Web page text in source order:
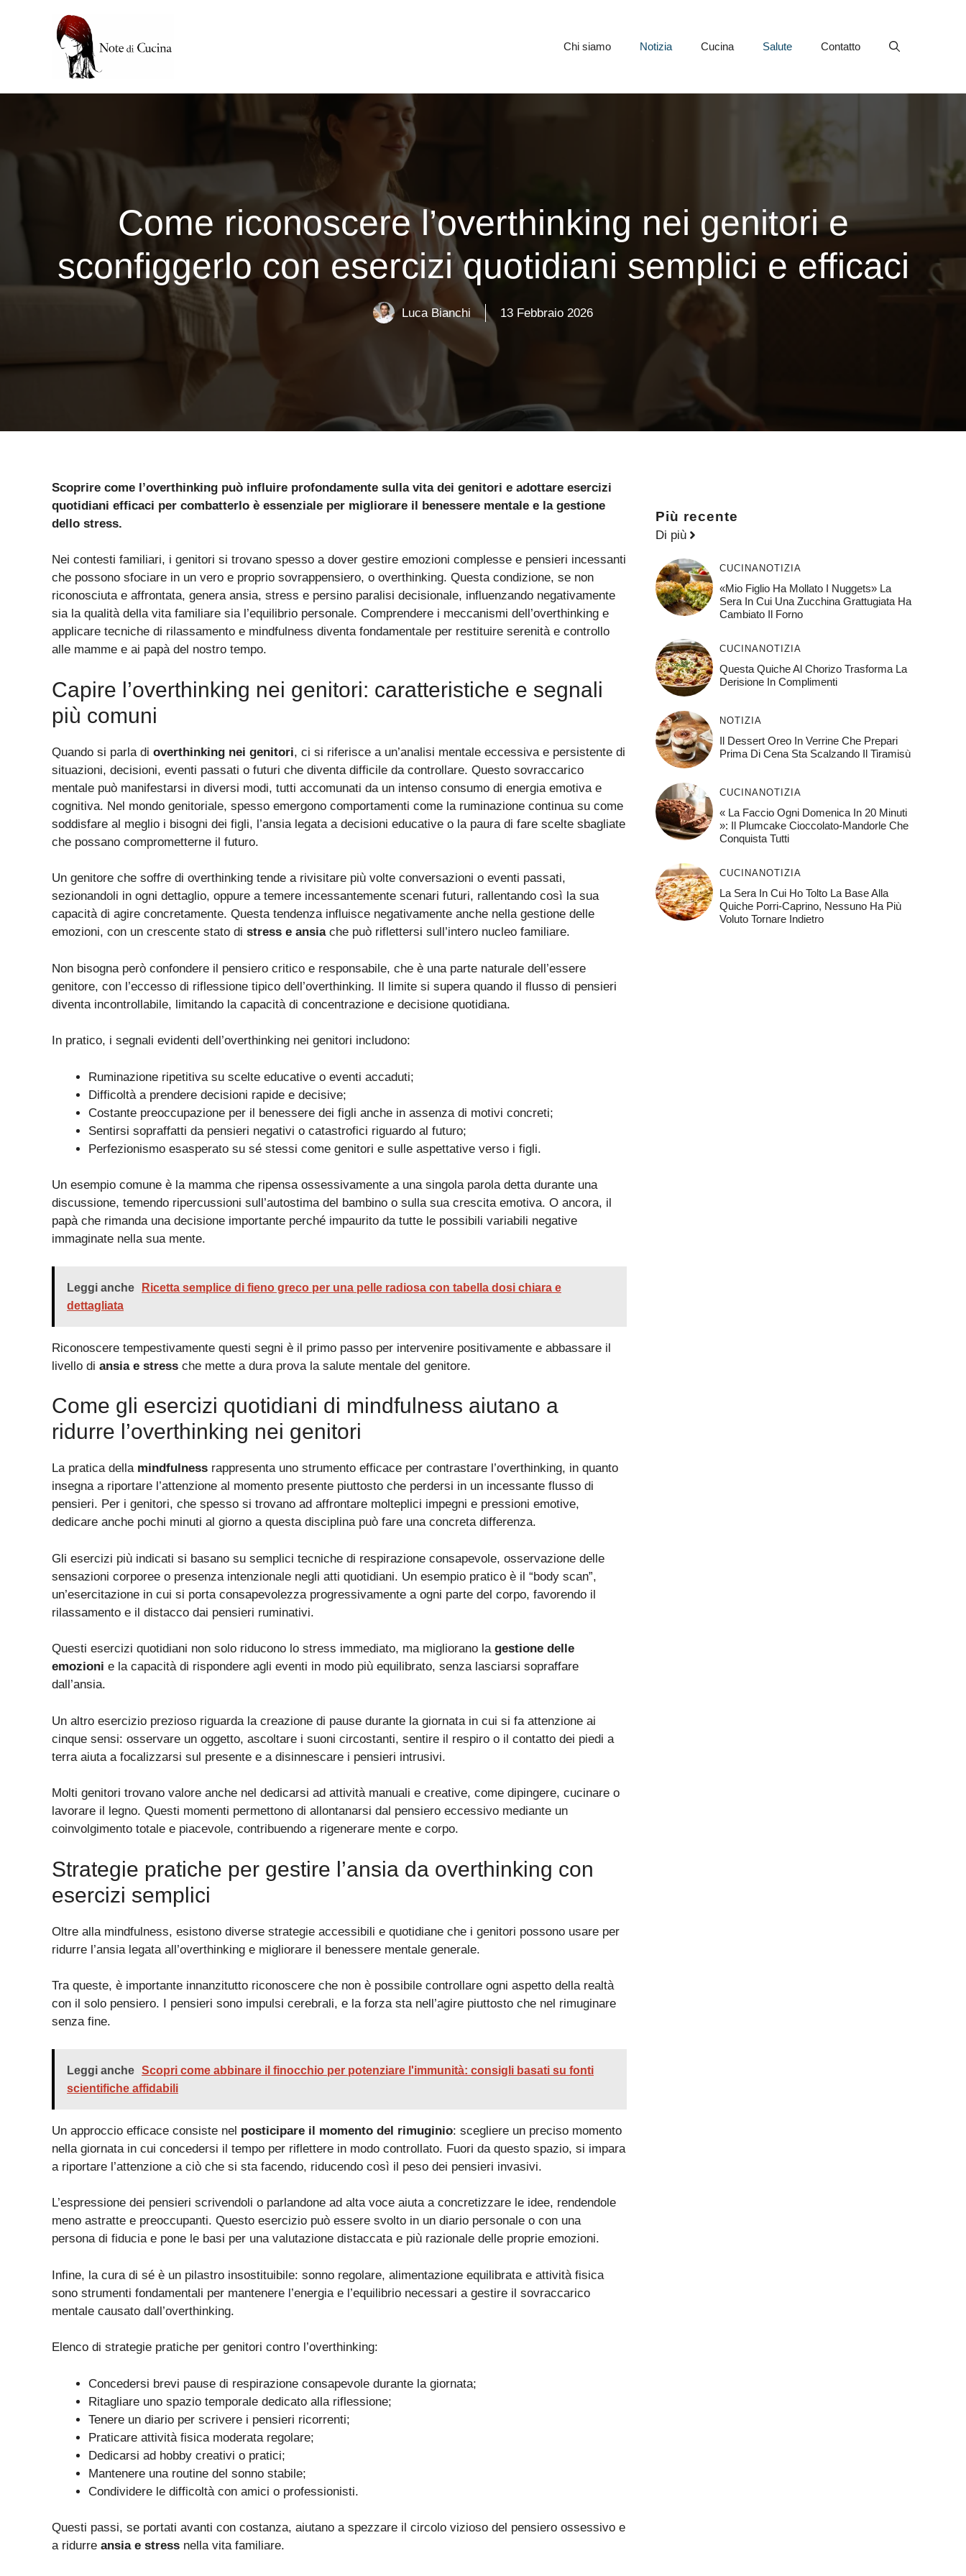
Chi siamo Notizia Cucina Salute Contatto
Come riconoscere l’overthinking nei genitori e
sconfiggerlo con esercizi quotidiani semplici e efficaci
Luca Bianchi 13 Febbraio 2026
Scoprire come l’overthinking può influire profondamente sulla vita dei genitori e adottare esercizi
quotidiani efficaci per combatterlo è essenziale per migliorare il benessere mentale e la gestione
dello stress.
Nei contesti familiari, i genitori si trovano spesso a dover gestire emozioni complesse e pensieri incessanti
che possono sfociare in un vero e proprio sovrappensiero, o overthinking. Questa condizione, se non
riconosciuta e affrontata, genera ansia, stress e persino paralisi decisionale, influenzando negativamente
sia la qualità della vita familiare sia l’equilibrio personale. Comprendere i meccanismi dell’overthinking e
applicare tecniche di rilassamento e mindfulness diventa fondamentale per restituire serenità e controllo
alle mamme e ai papà del nostro tempo.
Capire l’overthinking nei genitori: caratteristiche e segnali
più comuni
Quando si parla di overthinking nei genitori, ci si riferisce a un’analisi mentale eccessiva e persistente di
situazioni, decisioni, eventi passati o futuri che diventa difficile da controllare. Questo sovraccarico
mentale può manifestarsi in diversi modi, tutti accomunati da un intenso consumo di energia emotiva e
cognitiva. Nel mondo genitoriale, spesso emergono comportamenti come la ruminazione continua su come
soddisfare al meglio i bisogni dei figli, l’ansia legata a decisioni educative o la paura di fare scelte sbagliate
che possano comprometterne il futuro.
Un genitore che soffre di overthinking tende a rivisitare più volte conversazioni o eventi passati,
sezionandoli in ogni dettaglio, oppure a temere incessantemente scenari futuri, rallentando così la sua
capacità di agire concretamente. Questa tendenza influisce negativamente anche nella gestione delle
emozioni, con un crescente stato di stress e ansiache può riflettersi sull’intero nucleo familiare.
Non bisogna però confondere il pensiero critico e responsabile, che è una parte naturale dell’essere
genitore, con l’eccesso di riflessione tipico dell’overthinking. Il limite si supera quando il flusso di pensieri
diventa incontrollabile, limitando la capacità di concentrazione e decisione quotidiana.
In pratico, i segnali evidenti dell’overthinking nei genitori includono:
Ruminazione ripetitiva su scelte educative o eventi accaduti;
Difficoltà a prendere decisioni rapide e decisive;
Costante preoccupazione per il benessere dei figli anche in assenza di motivi concreti;
Sentirsi sopraffatti da pensieri negativi o catastrofici riguardo al futuro;
Perfezionismo esasperato su sé stessi come genitori e sulle aspettative verso i figli.
Un esempio comune è la mamma che ripensa ossessivamente a una singola parola detta durante una
discussione, temendo ripercussioni sull’autostima del bambino o sulla sua crescita emotiva. O ancora, il
papà che rimanda una decisione importante perché impaurito da tutte le possibili variabili negative
immaginate nella sua mente.
Leggi anche
Ricetta semplice di fieno greco per una pelle radiosa con tabella dosi chiara e
dettagliata
Riconoscere tempestivamente questi segni è il primo passo per intervenire positivamente e abbassare il
livello di ansia e stress che mette a dura prova la salute mentale del genitore.
Come gli esercizi quotidiani di mindfulness aiutano a
ridurre l’overthinking nei genitori
La pratica della mindfulness rappresenta uno strumento efficace per contrastare l’overthinking, in quanto
insegna a riportare l’attenzione al momento presente piuttosto che perdersi in un incessante flusso di
pensieri. Per i genitori, che spesso si trovano ad affrontare molteplici impegni e pressioni emotive,
dedicare anche pochi minuti al giorno a questa disciplina può fare una concreta differenza.
Gli esercizi più indicati si basano su semplici tecniche di respirazione consapevole, osservazione delle
sensazioni corporee o presenza intenzionale negli atti quotidiani. Un esempio pratico è il “body scan”,
un’esercitazione in cui si porta consapevolezza progressivamente a ogni parte del corpo, favorendo il
rilassamento e il distacco dai pensieri ruminativi.
Questi esercizi quotidiani non solo riducono lo stress immediato, ma migliorano la gestione delle
emozioni e la capacità di rispondere agli eventi in modo più equilibrato, senza lasciarsi sopraffare
dall’ansia.
Un altro esercizio prezioso riguarda la creazione di pause durante la giornata in cui si fa attenzione ai
cinque sensi: osservare un oggetto, ascoltare i suoni circostanti, sentire il respiro o il contatto dei piedi a
terra aiuta a focalizzarsi sul presente e a disinnescare i pensieri intrusivi.
Molti genitori trovano valore anche nel dedicarsi ad attività manuali e creative, come dipingere, cucinare o
lavorare il legno. Questi momenti permettono di allontanarsi dal pensiero eccessivo mediante un
coinvolgimento totale e piacevole, contribuendo a rigenerare mente e corpo.
Strategie pratiche per gestire l’ansia da overthinking con
esercizi semplici
Oltre alla mindfulness, esistono diverse strategie accessibili e quotidiane che i genitori possono usare per
ridurre l’ansia legata all’overthinking e migliorare il benessere mentale generale.
Tra queste, è importante innanzitutto riconoscere che non è possibile controllare ogni aspetto della realtà
con il solo pensiero. I pensieri sono impulsi cerebrali, e la forza sta nell’agire piuttosto che nel rimuginare
senza fine.
Leggi anche Scopri come abbinare il finocchio per potenziare l'immunità: consigli basati su fonti
scientifiche affidabili
Un approccio efficace consiste nel posticipare il momento del rimuginio: scegliere un preciso momento
nella giornata in cui concedersi il tempo per riflettere in modo controllato. Fuori da questo spazio, si impara
a riportare l’attenzione a ciò che si sta facendo, riducendo così il peso dei pensieri invasivi.
L’espressione dei pensieri scrivendoli o parlandone ad alta voce aiuta a concretizzare le idee, rendendole
meno astratte e preoccupanti. Questo esercizio può essere svolto in un diario personale o con una
persona di fiducia e pone le basi per una valutazione distaccata e più razionale delle proprie emozioni.
Infine, la cura di sé è un pilastro insostituibile: sonno regolare, alimentazione equilibrata e attività fisica
sono strumenti fondamentali per mantenere l’energia e l’equilibrio necessari a gestire il sovraccarico
mentale causato dall’overthinking.
Elenco di strategie pratiche per genitori contro l’overthinking:
Concedersi brevi pause di respirazione consapevole durante la giornata;
Ritagliare uno spazio temporale dedicato alla riflessione;
Tenere un diario per scrivere i pensieri ricorrenti;
Praticare attività fisica moderata regolare;
Dedicarsi ad hobby creativi o pratici;
Mantenere una routine del sonno stabile;
Condividere le difficoltà con amici o professionisti.
Questi passi, se portati avanti con costanza, aiutano a spezzare il circolo vizioso del pensiero ossessivo e
a ridurre ansia e stress nella vita familiare.
Più recente
Di più
CUCINANOTIZIA
«Mio Figlio Ha Mollato I Nuggets» La
Sera In Cui Una Zucchina Grattugiata Ha
Cambiato Il Forno
CUCINANOTIZIA
Questa Quiche Al Chorizo ​​trasforma La
Derisione In Complimenti
NOTIZIA
Il Dessert Oreo In Verrine Che Prepari
Prima Di Cena Sta Scalzando Il Tiramisù
CUCINANOTIZIA
« La Faccio Ogni Domenica In 20 Minuti
»: Il Plumcake Cioccolato-Mandorle Che
Conquista Tutti
CUCINANOTIZIA
La Sera In Cui Ho Tolto La Base Alla
Quiche Porri-Caprino, Nessuno Ha Più
Voluto Tornare Indietro